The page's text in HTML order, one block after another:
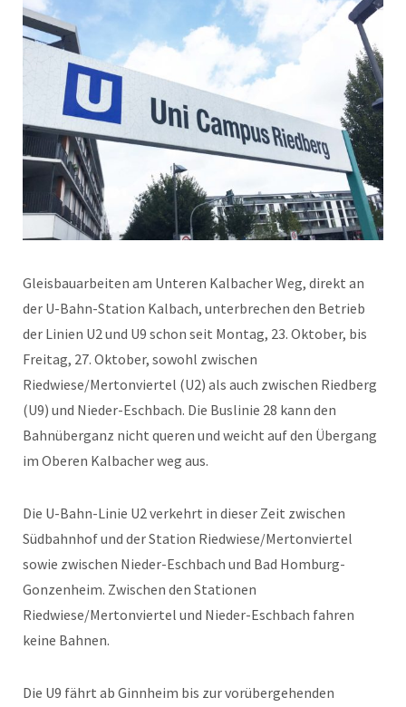
Gleisbauarbeiten am Unteren Kalbacher Weg, direkt an
der U-Bahn-Station Kalbach, unterbrechen den Betrieb
der Linien U2 und U9 schon seit Montag, 23. Oktober, bis
Freitag, 27. Oktober, sowohl zwischen
Riedwiese/Mertonviertel (U2) als auch zwischen Riedberg
(U9) und Nieder-Eschbach. Die Buslinie 28 kann den
Bahnüberganz nicht queren und weicht auf den Übergang
im Oberen Kalbacher weg aus.
Die U-Bahn-Linie U2 verkehrt in dieser Zeit zwischen
Südbahnhof und der Station Riedwiese/Mertonviertel
sowie zwischen Nieder-Eschbach und Bad Homburg-
Gonzenheim. Zwischen den Stationen
Riedwiese/Mertonviertel und Nieder-Eschbach fahren
keine Bahnen.
Die U9 fährt ab Ginnheim bis zur vorübergehenden